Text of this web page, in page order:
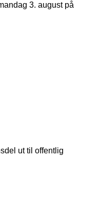
3. august på
ut til offentlig